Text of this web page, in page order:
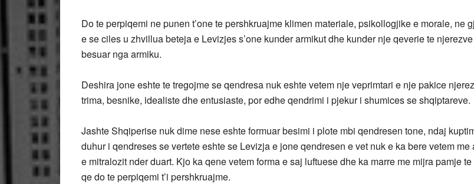
Do te perpiqemi ne punen t’one te pershkruajme klimen materiale, psikollogjike e morale, ne
e se ciles u zhvillua beteja e Levizjes s’one kunder armikut dhe kunder nje qeverie te
besuar nga armiku.
Deshira jone eshte te tregojme se qendresa nuk eshte vetem nje veprimtari e nje pakice
trima, besnike, idealiste dhe entusiaste, por edhe qendrimi i pjekur i shumices se shqiptareve.
Jashte Shqiperise nuk dime nese eshte formuar besimi i plote mbi qendresen tone, ndaj
duhur i qendreses se vertete eshte se Levizja e jone qendresen e vet nuk e ka bere vetem me
e mitralozit nder duart. Kjo ka qene vetem forma e saj luftuese dhe ka marre me mijra pamje
qe do te perpiqemi t’i pershkruajme.